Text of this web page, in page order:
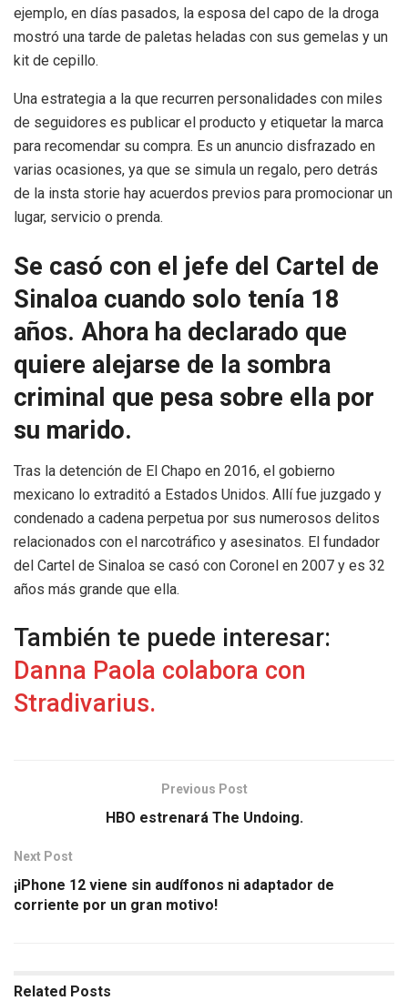
ejemplo, en días pasados, la esposa del capo de la droga
mostró una tarde de paletas heladas con sus gemelas y un
kit de cepillo.
Una estrategia a la que recurren personalidades con miles
de seguidores es publicar el producto y etiquetar la marca
para recomendar su compra. Es un anuncio disfrazado en
varias ocasiones, ya que se simula un regalo, pero detrás
de la insta storie hay acuerdos previos para promocionar un
lugar, servicio o prenda.
Se casó con el jefe del Cartel de
Sinaloa cuando solo tenía 18
años. Ahora ha declarado que
quiere alejarse de la sombra
criminal que pesa sobre ella por
su marido.
Tras la detención de El Chapo en 2016, el gobierno
mexicano lo extraditó a Estados Unidos. Allí fue juzgado y
condenado a cadena perpetua por sus numerosos delitos
relacionados con el narcotráfico y asesinatos. El fundador
del Cartel de Sinaloa se casó con Coronel en 2007 y es 32
años más grande que ella.
También te puede interesar:
Danna Paola colabora con
Stradivarius.
Previous Post
HBO estrenará The Undoing.
Next Post
¡iPhone 12 viene sin audífonos ni adaptador de
corriente por un gran motivo!
Related Posts